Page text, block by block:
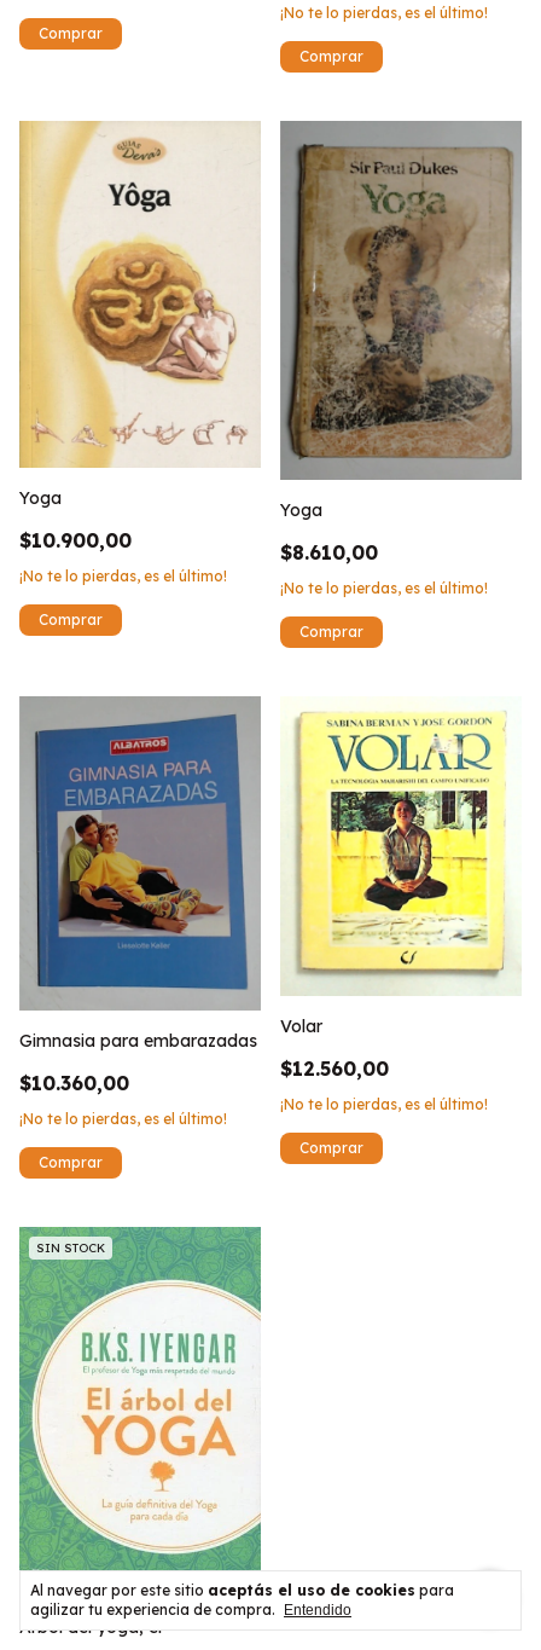
Al navegar por este sitio aceptás el uso de cookies para
agilizar tu experiencia de compra.
Entendido
¡No te lo pierdas, es el último!
Yoga
$10.900,00
¡No te lo pierdas, es el último!
Yoga
$8.610,00
¡No te lo pierdas, es el último!
Gimnasia para embarazadas
$10.360,00
¡No te lo pierdas, es el último!
Volar
$12.560,00
¡No te lo pierdas, es el último!
SIN STOCK
Arbol del yoga, el